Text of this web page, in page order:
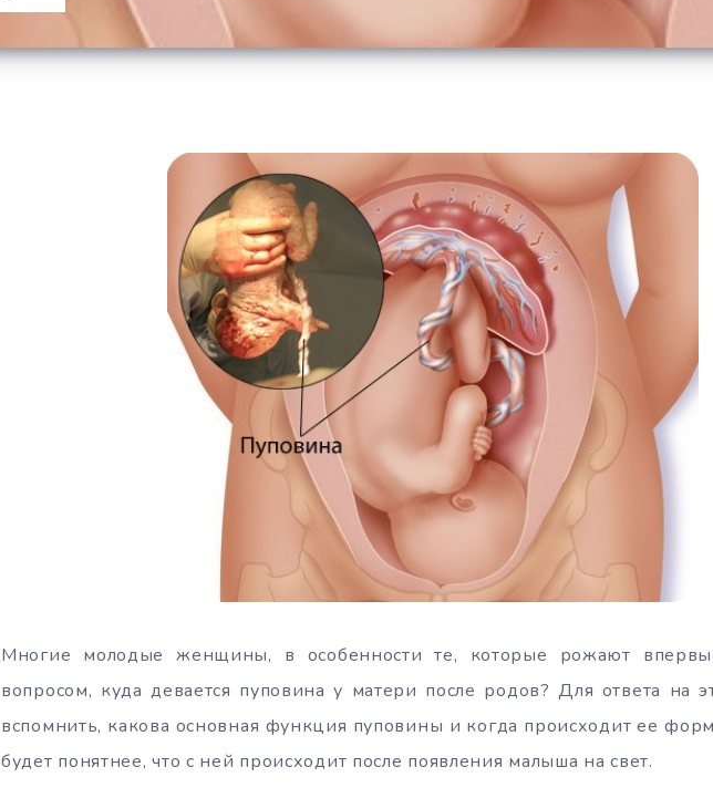
Многие молодые женщины, в особенности те, которые рожают
вопросом, куда девается пуповина у матери после родов? Для ответа на
вспомнить, какова основная функция пуповины и когда происходит ее
будет понятнее, что с ней происходит после появления малыша на свет.